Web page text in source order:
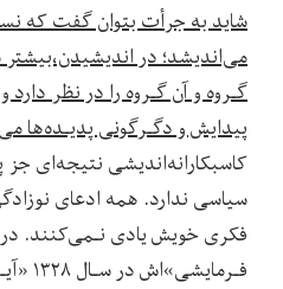
شاید به جرأت بتوان‌ گفت‌ که نسل
می‌اندیشد؛ در
گـروه‌ و آن گـروه را در نظر دارد
پیدایش و دگـرگونی پدیـده‌ها
کاسبکارانه‌اندیشی نتیجه‌ای
سیاسی ندارد. همه ادعای نوزادگی
فکری خویش یادی نـمی‌کنند.